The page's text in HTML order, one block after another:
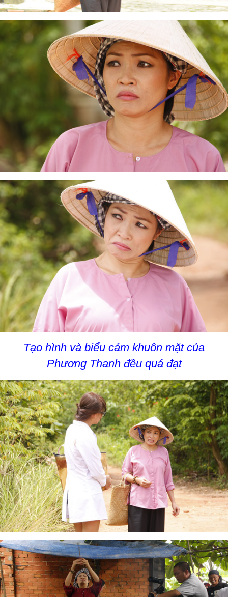
Tạo hình và biểu cảm khuôn mặt của
Phương Thanh đều quá đạt